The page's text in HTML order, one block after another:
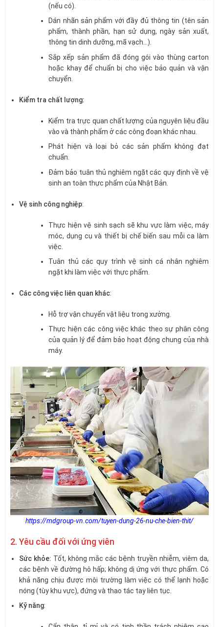
(nếu có).
Dán nhãn sản phẩm với đầy đủ thông tin (tên sản
phẩm, thành phần, hạn sử dụng, ngày sản xuất,
thông tin dinh dưỡng, mã vạch…).
Sắp xếp sản phẩm đã đóng gói vào thùng carton
hoặc khay để chuẩn bị cho việc bảo quản và vận
chuyển.
Kiểm tra chất lượng:
Kiểm tra trực quan chất lượng của nguyên liệu đầu
vào và thành phẩm ở các công đoạn khác nhau.
Phát hiện và loại bỏ các sản phẩm không đạt
chuẩn.
Đảm bảo tuân thủ nghiêm ngặt các quy định về vệ
sinh an toàn thực phẩm của Nhật Bản.
Vệ sinh công nghiệp:
Thực hiện vệ sinh sạch sẽ khu vực làm việc, máy
móc, dụng cụ và thiết bị chế biến sau mỗi ca làm
việc.
Tuân thủ các quy trình vệ sinh cá nhân nghiêm
ngặt khi làm việc với thực phẩm.
Các công việc liên quan khác:
Hỗ trợ vận chuyển vật liệu trong xưởng.
Thực hiện các công việc khác theo sự phân công
của quản lý để đảm bảo hoạt động chung của nhà
máy.
https://mdgroup-vn.com/tuyen-dung-26-nu-che-bien-thit/
2. Yêu cầu đối với ứng viên
Sức khỏe: Tốt, không mắc các bệnh truyền nhiễm, viêm da,
các bệnh về đường hô hấp; không dị ứng với thực phẩm. Có
khả năng chịu được môi trường làm việc có thể lạnh hoặc
nóng (tùy khu vực), đứng và thao tác tay liên tục.
Kỹ năng: